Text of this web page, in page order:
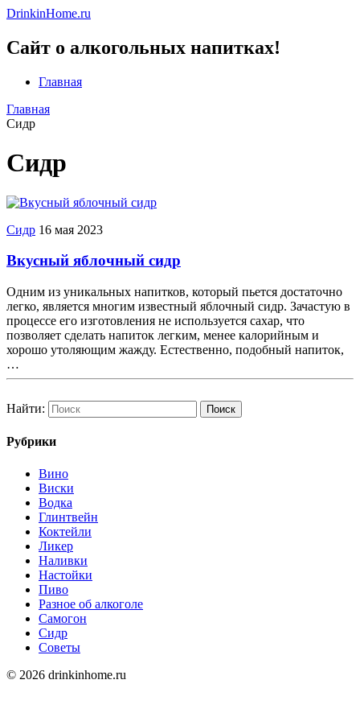
DrinkinHome.ru
Сайт о алкогольных напитках!
Главная
Главная
Сидр
Сидр
Сидр 16 мая 2023
Вкусный яблочный сидр
Одним из уникальных напитков, который пьется достаточно
легко, является многим известный яблочный сидр. Зачастую в
процессе его изготовления не используется сахар, что
позволяет сделать напиток легким, менее калорийным и
хорошо утоляющим жажду. Естественно, подобный напиток,
…
Найти:
Рубрики
Вино
Виски
Водка
Глинтвейн
Коктейли
Ликер
Наливки
Настойки
Пиво
Разное об алкоголе
Самогон
Сидр
Советы
© 2026 drinkinhome.ru